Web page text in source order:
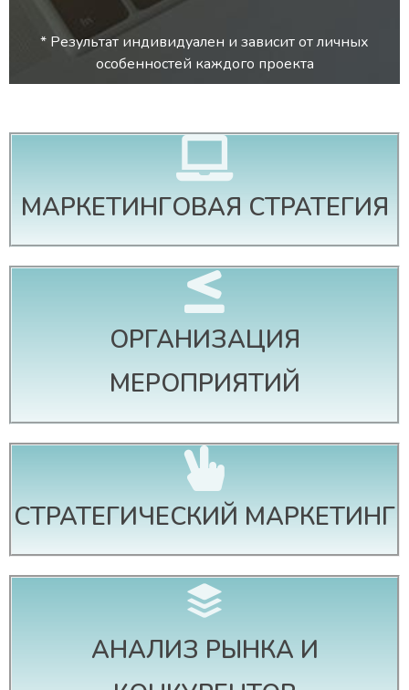
* Результат индивидуален и зависит от личных
особенностей каждого проекта
МАРКЕТИНГОВАЯ СТРАТЕГИЯ
ОРГАНИЗАЦИЯ
МЕРОПРИЯТИЙ
СТРАТЕГИЧЕСКИЙ МАРКЕТИНГ
АНАЛИЗ РЫНКА И